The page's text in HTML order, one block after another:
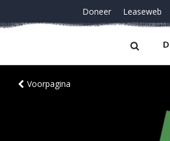
Doneer Leaseweb
Voorpagina